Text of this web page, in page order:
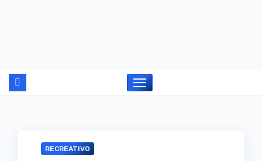
RECREATIVO